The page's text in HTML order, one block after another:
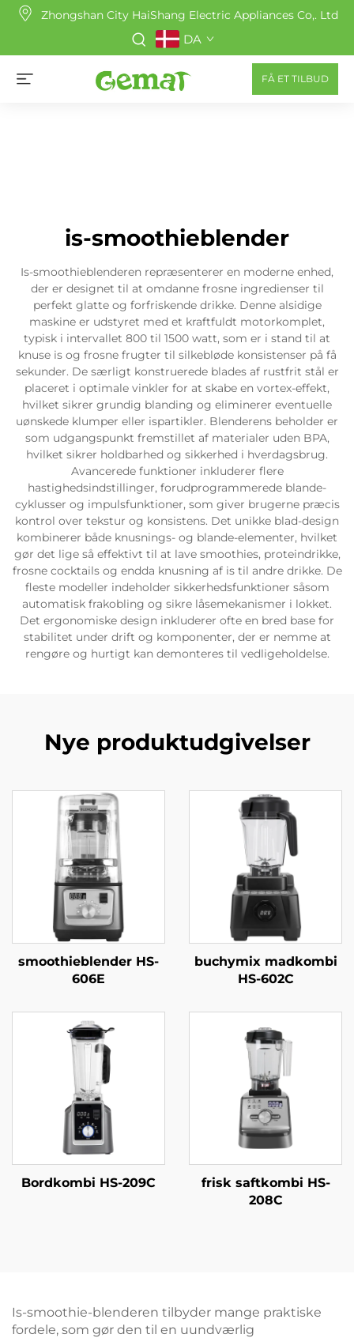
Zhongshan City HaiShang Electric Appliances Co,. Ltd
DA
FÅ ET TILBUD
is-smoothieblender
Is-smoothieblenderen repræsenterer en moderne enhed,
der er designet til at omdanne frosne ingredienser til
perfekt glatte og forfriskende drikke. Denne alsidige
maskine er udstyret med et kraftfuldt motorkomplet,
typisk i intervallet 800 til 1500 watt, som er i stand til at
knuse is og frosne frugter til silkebløde konsistenser på få
sekunder. De særligt konstruerede blades af rustfrit stål er
placeret i optimale vinkler for at skabe en vortex-effekt,
hvilket sikrer grundig blanding og eliminerer eventuelle
uønskede klumper eller ispartikler. Blenderens beholder er
som udgangspunkt fremstillet af materialer uden BPA,
hvilket sikrer holdbarhed og sikkerhed i hverdagsbrug.
Avancerede funktioner inkluderer flere
hastighedsindstillinger, forudprogrammerede blande-
cyklusser og impulsfunktioner, som giver brugerne præcis
kontrol over tekstur og konsistens. Det unikke blad-design
kombinerer både knusnings- og blande-elementer, hvilket
gør det lige så effektivt til at lave smoothies, proteindrikke,
frosne cocktails og endda knusning af is til andre drikke. De
fleste modeller indeholder sikkerhedsfunktioner såsom
automatisk frakobling og sikre låsemekanismer i lokket.
Det ergonomiske design inkluderer ofte en bred base for
stabilitet under drift og komponenter, der er nemme at
rengøre og hurtigt kan demonteres til vedligeholdelse.
Nye produktudgivelser
smoothieblender HS-
606E
buchymix madkombi
HS-602C
Bordkombi HS-209C
frisk saftkombi HS-
208C
Is-smoothie-blenderen tilbyder mange praktiske
fordele, som gør den til en uundværlig